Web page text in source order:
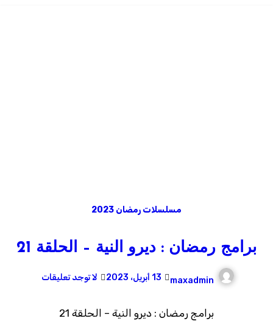
مسلسلات رمضان 2023
برامج رمضان : ديرو النية – الحلقة 21
maxadmin 13 أبريل، 2023 لا توجد تعليقات
برامج رمضان : ديرو النية – الحلقة 21